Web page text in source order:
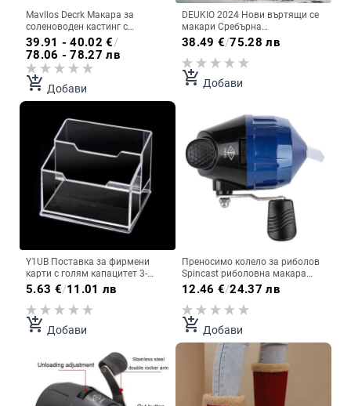
Mavllos Decrk Макара за
соленоводен кастинг с
единична дръжка, сила на
плъзгане 15 кг, съотношение на
скоростта 6,4:1, ултралека
макара за риболов с примамка
39.91 - 40.02 €/
78.06 - 78.27 лв
add_shopping_cart Добави
DEUKIO 2024 Нови въртящи се
макари Сребърна
водоустойчива серия 800 1000
CNC дръжка Риболовна
въртяща се макара Макара за
солен риболов
38.49 €/75.28 лв
add_shopping_cart Добави
Y1UB Поставка за фирмени
карти с голям капацитет 3-
степенна прозрачна колекция
от карти с имена Органайзер за
калъф за жени Мъже Офис
бюро
5.63 €/11.01 лв
add_shopping_cart Добави
Преносимо колело за риболов
Spincast риболовна макара
прашка стрелба на открито
харпун макара за стрели
висока риболовна макара
аксесоари за риболов
12.46 €/24.37 лв
add_shopping_cart Добави